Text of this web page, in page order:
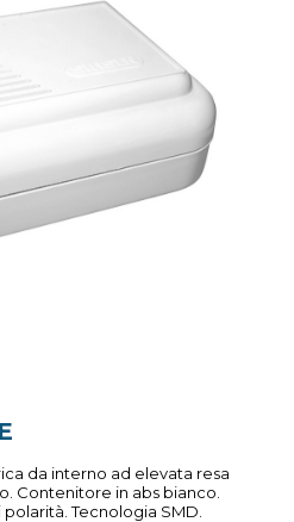
da interno ad elevata resa
Contenitore in abs bianco.
Tecnologia SMD.